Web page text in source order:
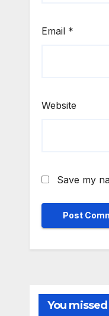
Email *
Website
Save my
You missed